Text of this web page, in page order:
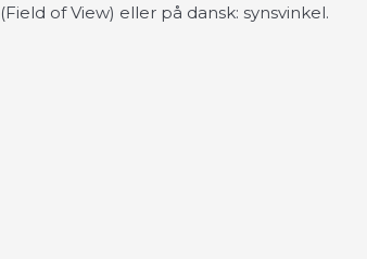
of View) eller på dansk: synsvinkel.